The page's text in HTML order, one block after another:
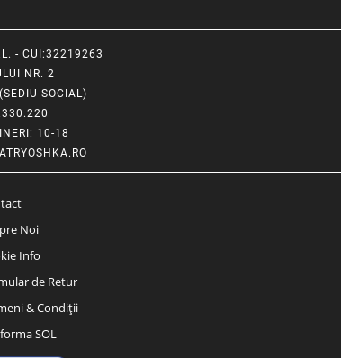
- CUI:32219263
NR. 2
SOCIAL)
10-18
Noi
Info
de Retur
& Condiții
SOL